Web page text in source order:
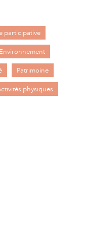
participative
Environnement
Patrimoine
physiques